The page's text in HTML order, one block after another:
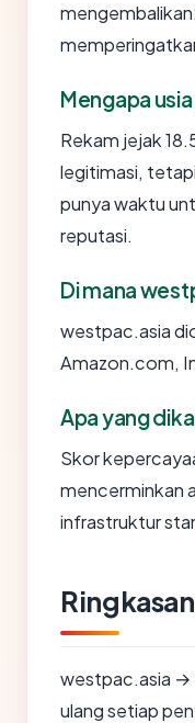
Mengapa
Rekam jejak
legitimasi,
punya waktu
reputasi.
Di mana
westpac.asia
Amazon.com,
Apa yang
Skor
mencerminkan
infrastruktur
westpac.asia →
ulang setiap